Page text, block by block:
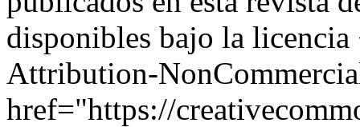
disponibles bajo la
Attribution-
href="https://